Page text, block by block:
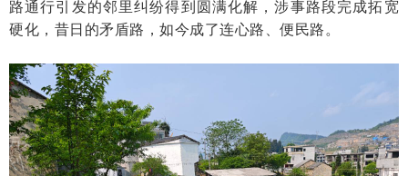
路通行引发的邻里纠纷得到圆满化解，涉事路段完成拓宽
硬化，昔日的矛盾路，如今成了连心路、便民路。